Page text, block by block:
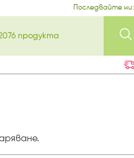
Последвайте ни: